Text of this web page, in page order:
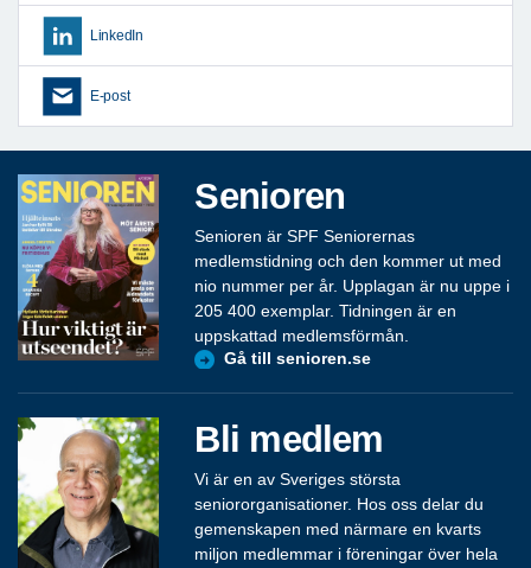
LinkedIn
E-post
Senioren
Senioren är SPF Seniorernas
medlemstidning och den kommer ut med
nio nummer per år. Upplagan är nu uppe i
205 400 exemplar. Tidningen är en
uppskattad medlemsförmån.
Gå till senioren.se
Bli medlem
Vi är en av Sveriges största
seniororganisationer. Hos oss delar du
gemenskapen med närmare en kvarts
miljon medlemmar i föreningar över hela